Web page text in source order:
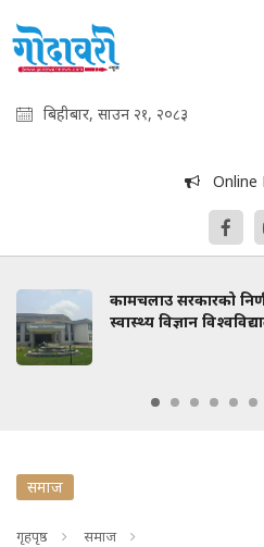
बिहीबार, साउन २१, २०८३
Online
कामचलाउ सरकारको
स्वास्थ्य विज्ञान
समाज
गृहपृष्ठ
समाज